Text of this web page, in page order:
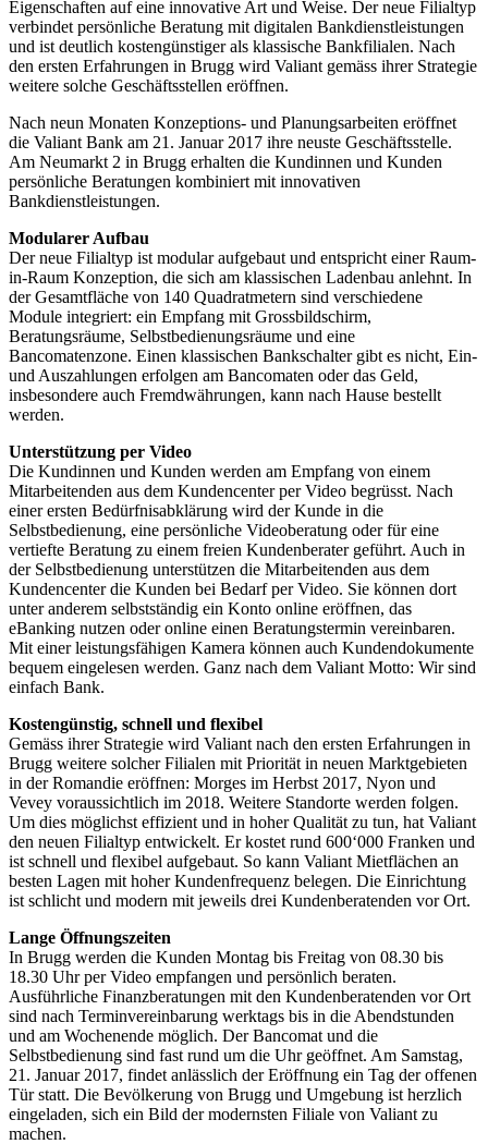
Eigenschaften auf eine innovative Art und Weise. Der neue Filialtyp
verbindet persönliche Beratung mit digitalen Bankdienstleistungen
und ist deutlich kostengünstiger als klassische Bankfilialen. Nach
den ersten Erfahrungen in Brugg wird Valiant gemäss ihrer Strategie
weitere solche Geschäftsstellen eröffnen.
Nach neun Monaten Konzeptions- und Planungsarbeiten eröffnet
die Valiant Bank am 21. Januar 2017 ihre neuste Geschäftsstelle.
Am Neumarkt 2 in Brugg erhalten die Kundinnen und Kunden
persönliche Beratungen kombiniert mit innovativen
Bankdienstleistungen.
Modularer Aufbau
Der neue Filialtyp ist modular aufgebaut und entspricht einer Raum-
in-Raum Konzeption, die sich am klassischen Ladenbau anlehnt. In
der Gesamtfläche von 140 Quadratmetern sind verschiedene
Module integriert: ein Empfang mit Grossbildschirm,
Beratungsräume, Selbstbedienungsräume und eine
Bancomatenzone. Einen klassischen Bankschalter gibt es nicht, Ein-
und Auszahlungen erfolgen am Bancomaten oder das Geld,
insbesondere auch Fremdwährungen, kann nach Hause bestellt
werden.
Unterstützung per Video
Die Kundinnen und Kunden werden am Empfang von einem
Mitarbeitenden aus dem Kundencenter per Video begrüsst. Nach
einer ersten Bedürfnisabklärung wird der Kunde in die
Selbstbedienung, eine persönliche Videoberatung oder für eine
vertiefte Beratung zu einem freien Kundenberater geführt. Auch in
der Selbstbedienung unterstützen die Mitarbeitenden aus dem
Kundencenter die Kunden bei Bedarf per Video. Sie können dort
unter anderem selbstständig ein Konto online eröffnen, das
eBanking nutzen oder online einen Beratungstermin vereinbaren.
Mit einer leistungsfähigen Kamera können auch Kundendokumente
bequem eingelesen werden. Ganz nach dem Valiant Motto: Wir sind
einfach Bank.
Kostengünstig, schnell und flexibel
Gemäss ihrer Strategie wird Valiant nach den ersten Erfahrungen in
Brugg weitere solcher Filialen mit Priorität in neuen Marktgebieten
in der Romandie eröffnen: Morges im Herbst 2017, Nyon und
Vevey voraussichtlich im 2018. Weitere Standorte werden folgen.
Um dies möglichst effizient und in hoher Qualität zu tun, hat Valiant
den neuen Filialtyp entwickelt. Er kostet rund 600‘000 Franken und
ist schnell und flexibel aufgebaut. So kann Valiant Mietflächen an
besten Lagen mit hoher Kundenfrequenz belegen. Die Einrichtung
ist schlicht und modern mit jeweils drei Kundenberatenden vor Ort.
Lange Öffnungszeiten
In Brugg werden die Kunden Montag bis Freitag von 08.30 bis
18.30 Uhr per Video empfangen und persönlich beraten.
Ausführliche Finanzberatungen mit den Kundenberatenden vor Ort
sind nach Terminvereinbarung werktags bis in die Abendstunden
und am Wochenende möglich. Der Bancomat und die
Selbstbedienung sind fast rund um die Uhr geöffnet. Am Samstag,
21. Januar 2017, findet anlässlich der Eröffnung ein Tag der offenen
Tür statt. Die Bevölkerung von Brugg und Umgebung ist herzlich
eingeladen, sich ein Bild der modernsten Filiale von Valiant zu
machen.